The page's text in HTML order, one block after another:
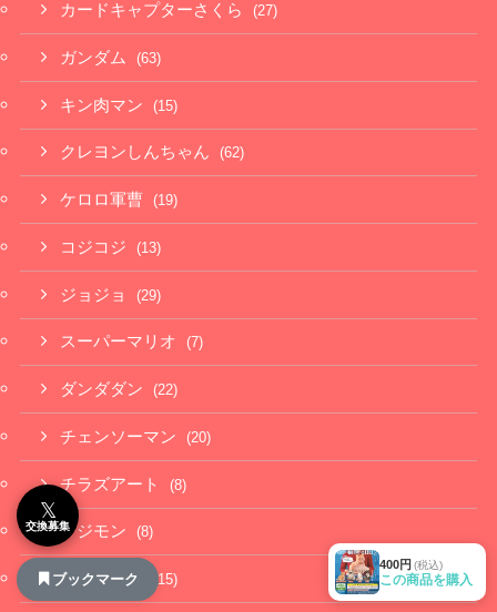
400円 (税込)
この商品を購入
カードキャプターさくら (27)
ガンダム (63)
キン肉マン (15)
クレヨンしんちゃん (62)
ケロロ軍曹 (19)
コジコジ (13)
ジョジョ (29)
スーパーマリオ (7)
ダンダダン (22)
チェンソーマン (20)
チラズアート (8)
デジモン (8)
ドラえもん (15)
𝕏
交換募集
ブックマーク